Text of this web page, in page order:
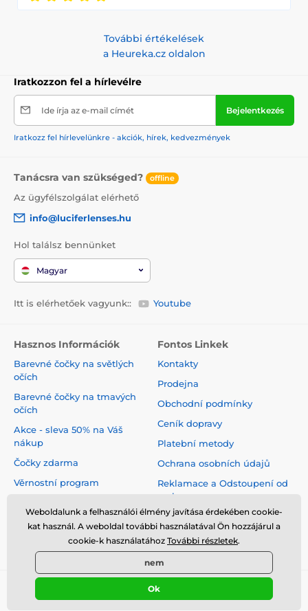
További értékelések
a Heureka.cz oldalon
Iratkozzon fel a hírlevélre
Ide írja az e-mail címét Bejelentkezés
Iratkozz fel hírlevelünkre - akciók, hírek, kedvezmények
Tanácsra van szükséged? offline
Az ügyfélszolgálat elérhető
info@luciferlenses.hu
Hol találsz bennünket
Magyar
Itt is elérhetőek vagyunk:: Youtube
Hasznos Információk
Barevné čočky na světlých
očích
Barevné čočky na tmavých
očích
Akce - sleva 50% na Váš
nákup
Čočky zdarma
Věrnostní program
Virtuální zrcadlo
Fontos Linkek
Kontakty
Prodejna
Obchodní podmínky
Ceník dopravy
Platební metody
Ochrana osobních údajů
Reklamace a Odstoupení od
smlouvy
© 2026 www.luciferlenses.hu ⦁ Webshop szolgáltatónk a
Weboldalunk a felhasználói élmény javítása érdekében cookie-
kat használ. A weboldal további használatával Ön hozzájárul a
cookie-k használatához További részletek.
nem
Ok